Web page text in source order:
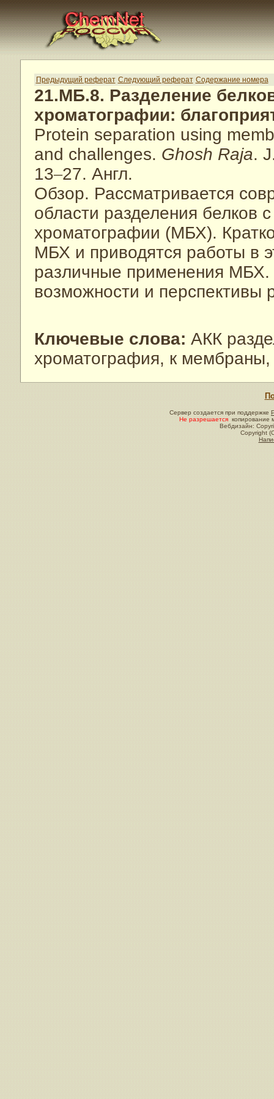
Предыдущий реферат Следующий реферат Содержание номера
21.МБ.8. Разделение
хроматографии:
Protein separation using
and challenges. Ghosh Raja.
13–27. Англ.
Обзор. Рассматривается
области разделения
хроматографии (МБХ).
МБХ и приводятся работы в
различные применения МБХ.
возможности и перспективы
Ключевые слова: АКК
хроматография, к
Сервер создается при поддержке
Не разрешается копирование
Вебдизайн:
Copyright